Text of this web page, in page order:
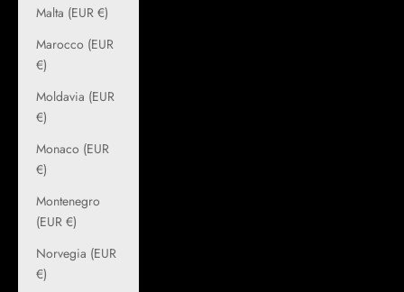
Malta (EUR €)
Marocco (EUR
€)
Moldavia (EUR
€)
Monaco (EUR
€)
Montenegro
(EUR €)
Norvegia (EUR
€)